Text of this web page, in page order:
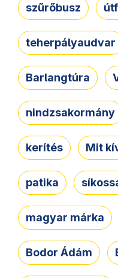
szűrőbusz
teherpályaudvar
Barlangtúra
nindzsakormány
kerítés Mit
patika
magyar márka
Bodor Ádám